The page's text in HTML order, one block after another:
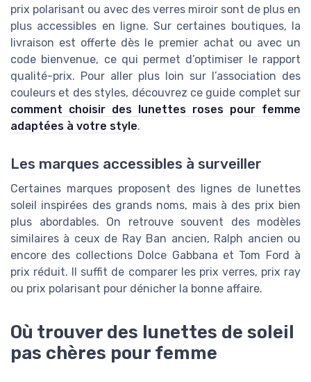
prix polarisant ou avec des verres miroir sont de plus en
plus accessibles en ligne. Sur certaines boutiques, la
livraison est offerte dès le premier achat ou avec un
code bienvenue, ce qui permet d’optimiser le rapport
qualité-prix. Pour aller plus loin sur l’association des
couleurs et des styles, découvrez ce guide complet sur
comment choisir des lunettes roses pour femme
adaptées à votre style.
Les marques accessibles à surveiller
Certaines marques proposent des lignes de lunettes
soleil inspirées des grands noms, mais à des prix bien
plus abordables. On retrouve souvent des modèles
similaires à ceux de Ray Ban ancien, Ralph ancien ou
encore des collections Dolce Gabbana et Tom Ford à
prix réduit. Il suffit de comparer les prix verres, prix ray
ou prix polarisant pour dénicher la bonne affaire.
Où trouver des lunettes de soleil
pas chères pour femme